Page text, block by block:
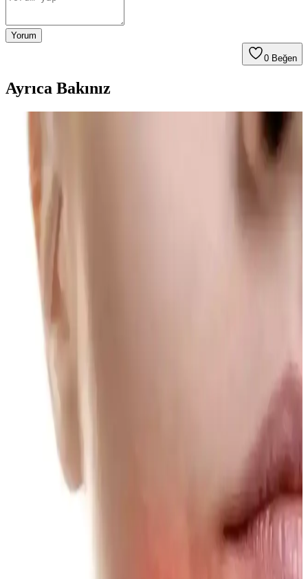
Yorum
0 Beğen
Ayrıca Bakınız
pratik kullanımıyla saç ve sakal beyazlıklarını azaltmayı hedefleyen
NEDOX Varilx Önleyici Roll-on: Varis ve Kılcal
Damar Sorunlarına Çözüm Sunan Doğal Kozmetik
NEDOX Varilx Roll-on, doğal içerikleriyle varis ve damar
görünüm ve pratik ürün seçimi, yoğun yaşam temposunda ideal
Curl Maskaralarının Kirpik Kıvırma Performans
Karşılaştırması
Dejavu Lash Knockout maskarası kirpik kıvrıklığını koruyamayıp
bulaşma yaparken, Heroine Make Long & Curl maskarası uzun
süreli kıvrıklık ve suya dayanıklılık sunuyor. Kullanıcı deneyimleri
Makyaj Düzenleyicileri: Cam ve Akrilik Modellerle